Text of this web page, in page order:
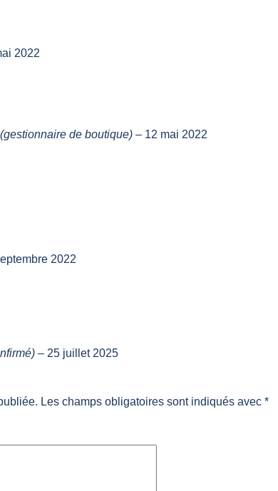
2022
(gestionnaire de boutique) – 12 mai 2022
2022
– 25 juillet 2025
Les champs obligatoires sont indiqués avec *